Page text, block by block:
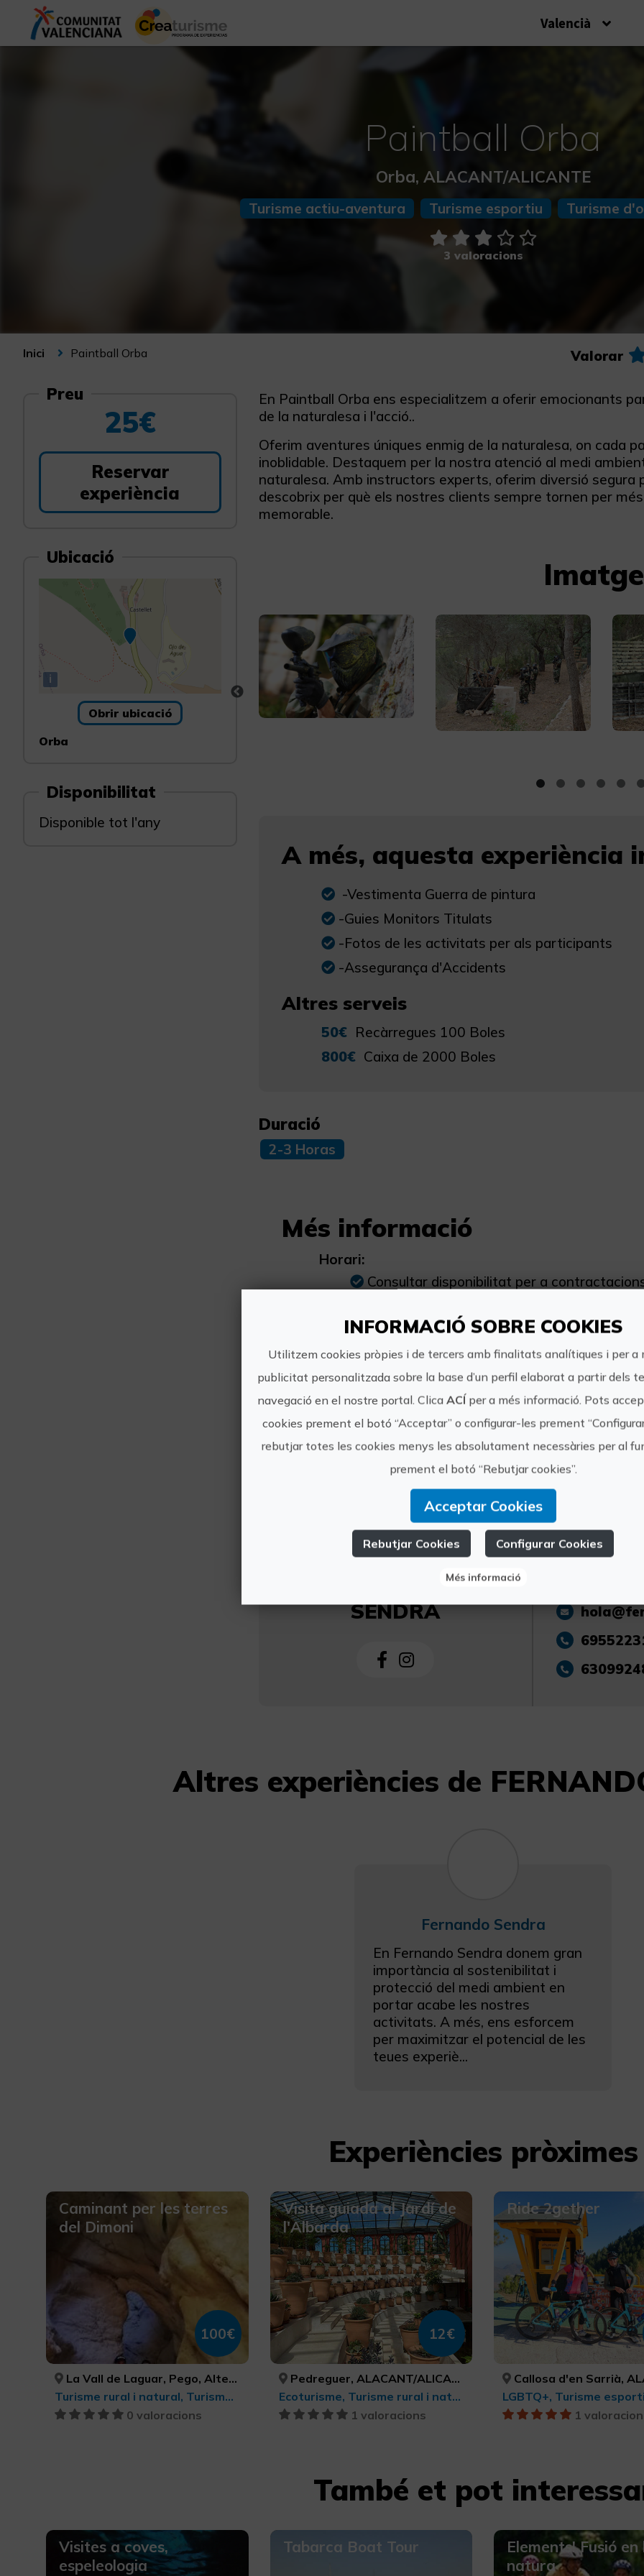
Valencià
Paintball Orba
Orba, ALACANT/ALICANTE
Turisme actiu-aventura Turisme esportiu Turisme
3 valoracions
Valorar
Inici Paintball Orba
Preu
25€
Reservar
experiència
Ubicació
i
Obrir ubicació
Orba
Disponibilitat
Disponible tot l'any
En Paintball Orba ens especialitzem a oferir emocionants
de la naturalesa i l'acció..
Oferim aventures úniques enmig de la naturalesa, on cada
inoblidable. Destaquem per la nostra atenció al medi
naturalesa. Amb instructors experts, oferim diversió
descobrix per què els nostres clients sempre tornen per
memorable.
A més, aquesta experiència
-Vestimenta Guerra de pintura
-Guies Monitors Titulats
-Fotos de les activitats per als participants
-Assegurança d'Accidents
Altres serveis
50€ Recàrregues 100 Boles
800€ Caixa de 2000 Boles
Duració
2-3 Horas
Més informació
Horari:
Consultar disponibilitat per a
25€ Proporcionem tot el material
Guerra de pintura -Guies Monitors Titulats -
Assegurança d'Accidents
FERNANDO
SENDRA
amants de la
https://
Altres experiències de
Fernando Sendra
En Fernando Sendra donem gran
importància al sostenibilitat i
protecció del medi ambient en
portar acabe les nostres
activitats. A més, ens esforcem
per maximitzar el potencial de les
teues experiè...
Experiències pròximes
Caminant per les terres
del Dimoni
100€
La Vall de Laguar, Pego, Altea, Alacant/Alicante, Benidorm, ALACANT/ALICANTE, ALACANT/ALICANTE, ALACANT/ALICANTE, ALACANT/ALICANTE, ALACANT/ALICANTE
Turisme rural i natural, Turisme esportiu, Ecoturisme
0 valoracions
Visita guiada al Jardí de
l'Albarda
12€
Pedreguer, ALACANT/ALICANTE
Ecoturisme, Turisme rural i natural
1 valoracions
Ride 2gether
Callosa d'en Sarrià, ALACANT/
1
També et pot
Visites a coves,
espeleologia
Tabarca Boat Tour
Elements! Fusió en
natura
INFORMACIÓ SOBRE COOKIES
Utilitzem cookies pròpies i de tercers amb finalitats analítiques i per a
publicitat personalitzada sobre la base d’un perfil elaborat a partir dels
navegació en el nostre portal. Clica ACÍ per a més informació. Pots
cookies prement el botó “Acceptar” o configurar-les prement
rebutjar totes les cookies menys les absolutament necessàries per al
prement el botó “Rebutjar cookies”.
Acceptar Cookies
Rebutjar Cookies Configurar Cookies
Més informació